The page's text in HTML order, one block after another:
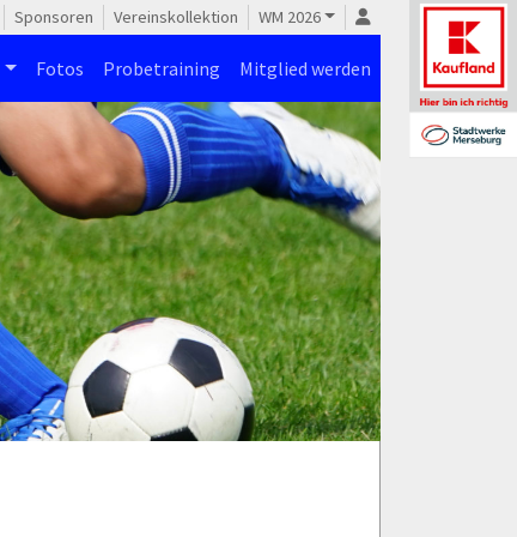
Sponsoren Vereinskollektion WM 2026
Fotos Probetraining Mitglied werden